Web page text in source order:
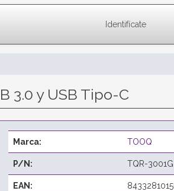
Identifícate
3.0 y USB Tipo-C
Marca: TOOQ
P/N: TQR-3001G
EAN: